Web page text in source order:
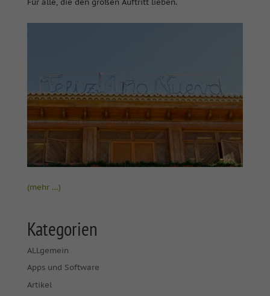
Für alle, die den großen Auftritt lieben.
(mehr …)
Kategorien
ALLgemein
Apps und Software
Artikel